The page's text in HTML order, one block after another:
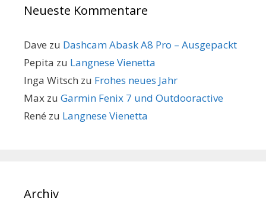
Neueste Kommentare
Dave zu Dashcam Abask A8 Pro – Ausgepackt
Pepita zu Langnese Vienetta
Inga Witsch zu Frohes neues Jahr
Max zu Garmin Fenix 7 und Outdooractive
René zu Langnese Vienetta
Archiv